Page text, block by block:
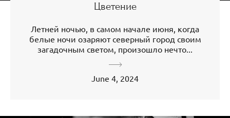
Цветение
Летней ночью, в самом начале июня, когда
белые ночи озаряют северный город своим
загадочным светом, произошло нечто...
June 4, 2024